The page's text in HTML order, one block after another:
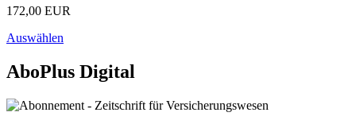
172,00 EUR
Auswählen
AboPlus Digital